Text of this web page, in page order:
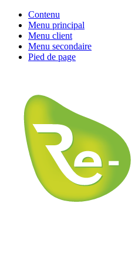
Contenu
Menu principal
Menu client
Menu secondaire
Pied de page